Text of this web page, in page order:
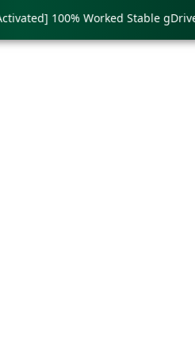
100% Worked Stable gDrive